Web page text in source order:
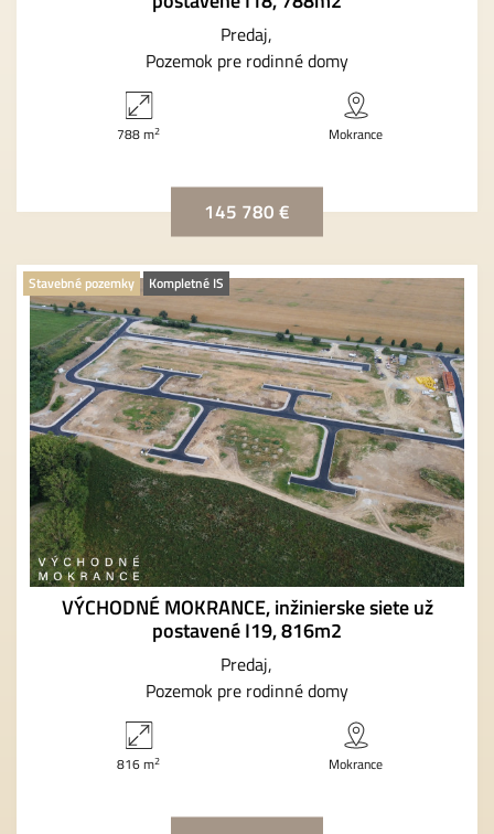
Predaj
Pozemok pre rodinné domy
788 m2 Mokrance
145 780 €
Stavebné pozemky Kompletné IS
VÝCHODNÉ MOKRANCE, inžinierske siete už
postavené I19, 816m2
Predaj
Pozemok pre rodinné domy
816 m2 Mokrance